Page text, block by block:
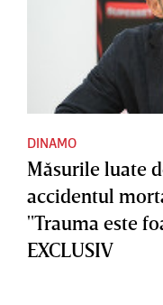
DINAMO
Măsurile luate
accidentul
"Trauma este
EXCLUSIV